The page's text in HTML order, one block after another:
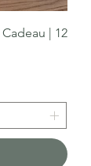
| 12